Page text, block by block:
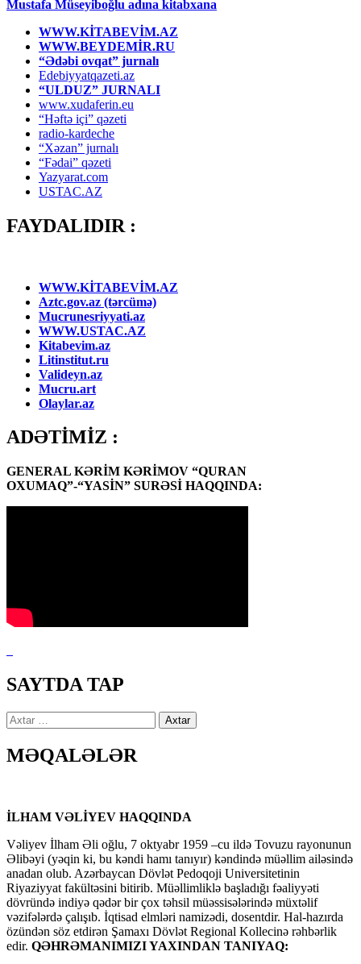
Mustafa Müseyiboğlu adına kitabxana
WWW.KİTABEVİM.AZ
WWW.BEYDEMİR.RU
“Ədəbi ovqat” jurnalı
Edebiyyatqazeti.az
“ULDUZ” JURNALI
www.xudaferin.eu
“Həftə içi” qəzeti
radio-kardeche
“Xəzan” jurnalı
“Fədai” qəzeti
Yazyarat.com
USTAC.AZ
FAYDALIDIR :
WWW.KİTABEVİM.AZ
Aztc.gov.az (tərcümə)
Mucrunesriyyati.az
WWW.USTAC.AZ
Kitabevim.az
Litinstitut.ru
Valideyn.az
Mucru.art
Olaylar.az
ADƏTİMİZ :
GENERAL KƏRİM KƏRİMOV “QURAN
OXUMAQ”-“YASİN” SURƏSİ HAQQINDA:
SAYTDA TAP
Axtarış:
MƏQALƏLƏR
İLHAM VƏLİYEV HAQQINDA
Vəliyev İlham Əli oğlu, 7 oktyabr 1959 –cu ildə Tovuzu rayonunun
Əlibəyi (yəqin ki, bu kəndi hamı tanıyır) kəndində müəllim ailəsində
anadan olub. Azərbaycan Dövlət Pedoqoji Universitetinin
Riyaziyyat fakültəsini bitirib. Müəllimliklə başladığı fəaliyyəti
dövründə indiyə qədər bir çox təhsil müəssisələrində müxtəlif
vəzifələrdə çalışıb. İqtisad elmləri namizədi, dosentdir. Hal-hazırda
özündən söz etdirən Şamaxı Dövlət Regional Kollecinə rəhbərlik
edir. QƏHRƏMANIMIZI YAXINDAN TANIYAQ: